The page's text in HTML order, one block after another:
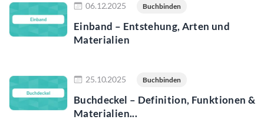
06.12.2025 Buchbinden
Einband – Entstehung, Arten und
Materialien
25.10.2025 Buchbinden
Buchdeckel – Definition, Funktionen &
Materialien...